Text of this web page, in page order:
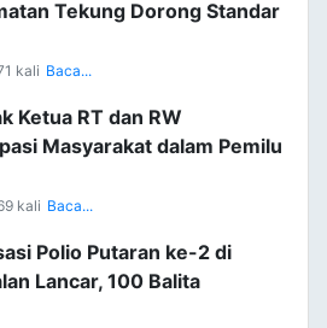
Tekung Dorong Standar
kali Baca...
Ketua RT dan RW
Masyarakat dalam Pemilu
kali Baca...
Polio Putaran ke-2 di
Lancar, 100 Balita